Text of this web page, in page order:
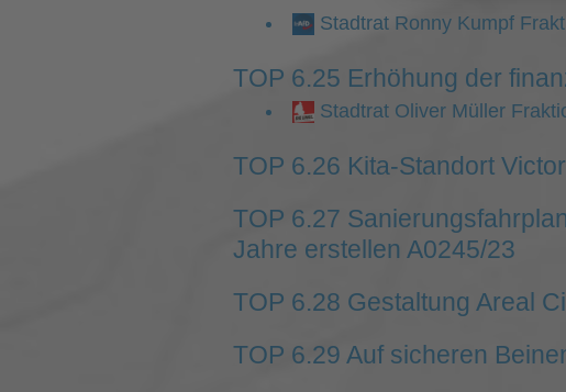
Stadtrat Ronny Kumpf
TOP 6.25 Erhöhung der
Stadtrat Oliver Müller
TOP 6.26 Kita-Standort
TOP 6.27
Jahre erstellen A0245/23
TOP 6.28 Gestaltung Areal
TOP 6.29 Auf sicheren